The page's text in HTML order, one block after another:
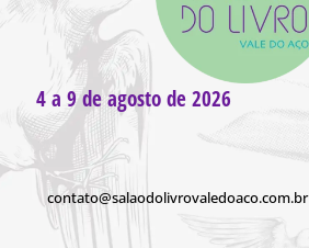
4 a 9 de agosto de 2026
contato@salaodolivrovaledoaco.com.br